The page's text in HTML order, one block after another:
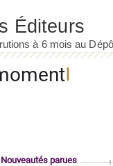
Nouveautés parues